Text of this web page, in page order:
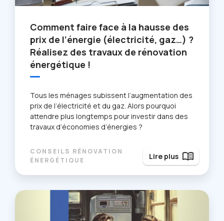
Comment faire face à la hausse des
prix de l’énergie (électricité, gaz…) ?
Réalisez des travaux de rénovation
énergétique !
Tous les ménages subissent l’augmentation des
prix de l’électricité et du gaz. Alors pourquoi
attendre plus longtemps pour investir dans des
travaux d’économies d’énergies ?
CONSEILS RÉNOVATION
ÉNERGÉTIQUE
Lire plus menu_book